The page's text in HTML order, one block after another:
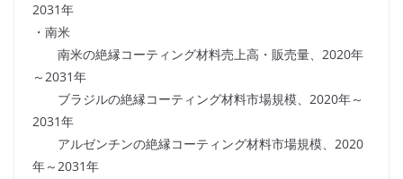
2031年
・南米
南米の絶縁コーティング材料売上高・販売量、2020年
～2031年
ブラジルの絶縁コーティング材料市場規模、2020年～
2031年
アルゼンチンの絶縁コーティング材料市場規模、2020
年～2031年